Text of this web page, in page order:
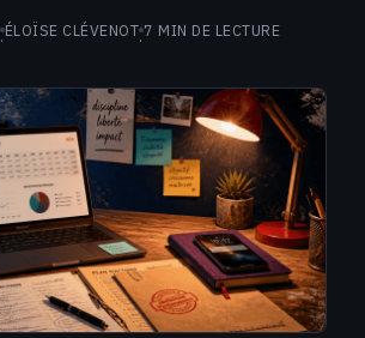
·ÉLOÏSE CLÉVENOT·7 MIN DE LECTURE